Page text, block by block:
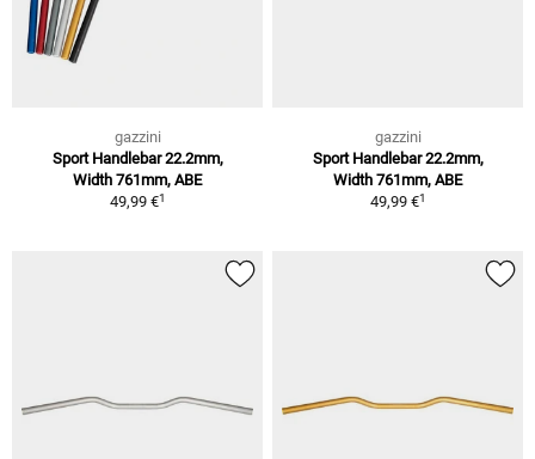
gazzini
Sport Handlebar 22.2mm,
Width 761mm, ABE
49,99 €1
gazzini
Sport Handlebar 22.2mm,
Width 761mm, ABE
49,99 €1